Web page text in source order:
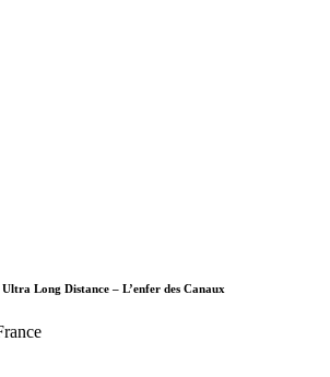
Long Distance – L’enfer des Canaux